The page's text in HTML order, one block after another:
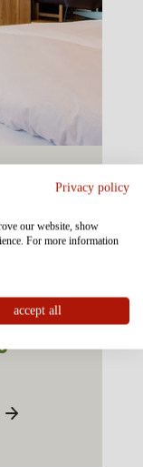
Privacy policy
our website, show
For more information
accept all